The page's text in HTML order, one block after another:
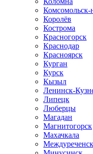
Королёв
Кострома
Красногорск
Краснодар
Красноярск
Курган
Курск
Кызыл
Ленинск-
Липецк
Люберцы
Магадан
Магнитогорск
Махачкала
Междуреченск